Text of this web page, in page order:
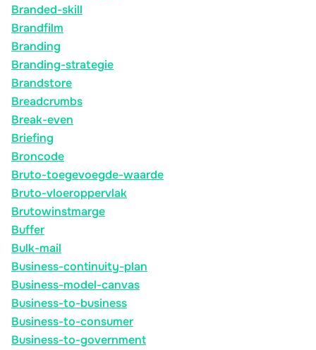
Branded-skill
Brandfilm
Branding
Branding-strategie
Brandstore
Breadcrumbs
Break-even
Briefing
Broncode
Bruto-toegevoegde-waarde
Bruto-vloeroppervlak
Brutowinstmarge
Buffer
Bulk-mail
Business-continuity-plan
Business-model-canvas
Business-to-business
Business-to-consumer
Business-to-government